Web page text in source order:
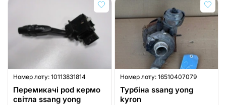
Номер лоту: 10113831814
Перемикачі pod кермо
світла ssang yong
Номер лоту: 16510407079
Турбіна ssang yong
kyron